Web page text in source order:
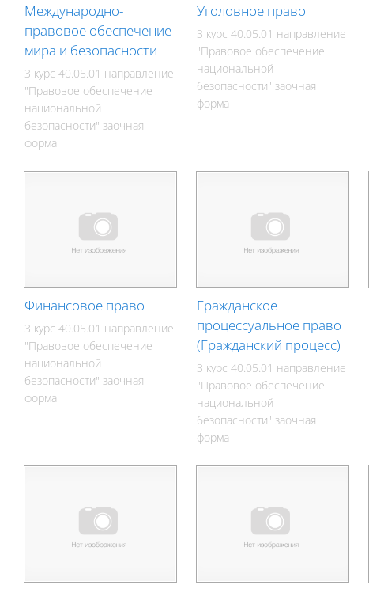
Международно-
правовое обеспечение
мира и безопасности
3 курс 40.05.01 направление
"Правовое обеспечение
национальной
безопасности" заочная
форма
Уголовное право
3 курс 40.05.01 направление
"Правовое обеспечение
национальной
безопасности" заочная
форма
Финансовое право
3 курс 40.05.01 направление
"Правовое обеспечение
национальной
безопасности" заочная
форма
Гражданское
процессуальное право
(Гражданский процесс)
3 курс 40.05.01 направление
"Правовое обеспечение
национальной
безопасности" заочная
форма